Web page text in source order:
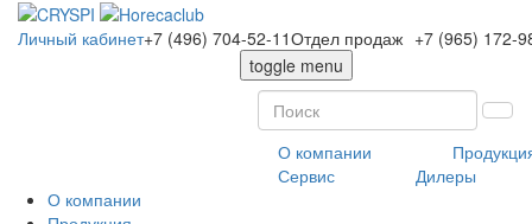
Личный кабинет+7 (496) 704-52-11Отдел продаж +7 (965) 172-
toggle menu
О компании
Сервис
Дилеры
О компании